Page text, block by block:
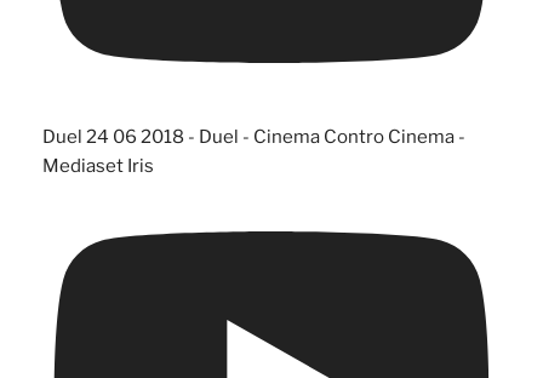
Duel 24 06 2018 - Duel - Cinema Contro Cinema -
Mediaset Iris